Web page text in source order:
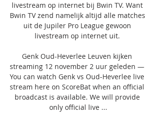
livestream op internet bij Bwin TV. Want
Bwin TV zend namelijk altijd alle matches
uit de Jupiler Pro League gewoon
livestream op internet uit.
Genk Oud-Heverlee Leuven kijken
streaming 12 november 2 uur geleden —
You can watch Genk vs Oud-Heverlee live
stream here on ScoreBat when an official
broadcast is available. We will provide
only official live ...